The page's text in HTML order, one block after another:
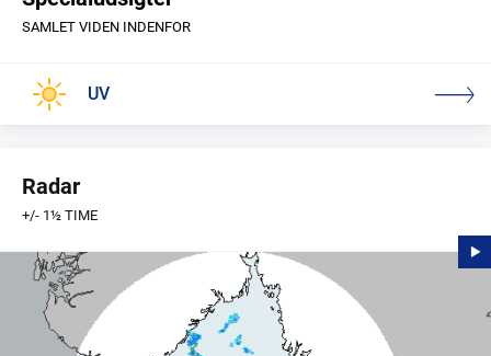
SAMLET VIDEN INDENFOR
UV
Radar
+/- 1½ TIME